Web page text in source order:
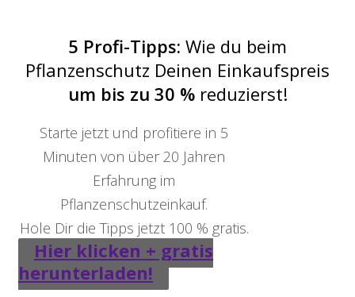
5 Profi-Tipps: Wie du beim
Pflanzenschutz Deinen Einkaufspreis
um bis zu 30 %reduzierst!
Starte jetzt und profitiere in 5
Minuten von über 20 Jahren
Erfahrung im
Pflanzenschutzeinkauf.
Hole Dir die Tipps jetzt 100 % gratis.
Hier klicken + gratis
herunterladen!